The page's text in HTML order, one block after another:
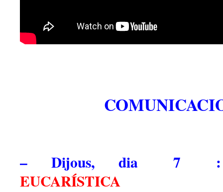
– Dijous, dia
EUCARÍSTICA